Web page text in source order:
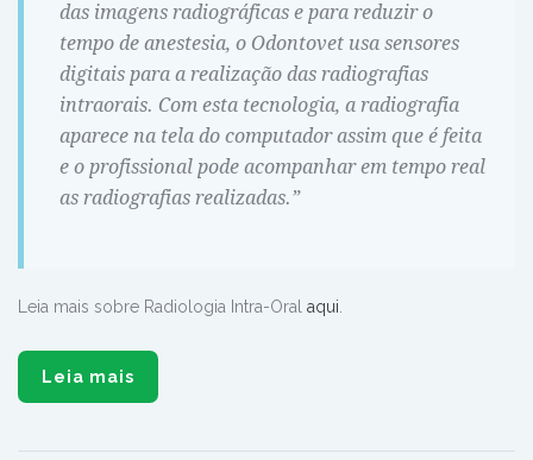
das imagens radiográficas e para reduzir o
tempo de anestesia, o Odontovet usa sensores
digitais para a realização das radiografias
intraorais. Com esta tecnologia, a radiografia
aparece na tela do computador assim que é feita
e o profissional pode acompanhar em tempo real
as radiografias realizadas.”
Leia mais sobre Radiologia Intra-Oral aqui.
Leia mais